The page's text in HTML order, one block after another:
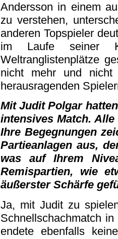
Andersson in einem
zu verstehen,
anderen Topspieler
im Laufe seiner
Weltranglistenplätze
nicht mehr und
herausragenden
Mit Judit Polgar
intensives Match.
Ihre Begegnungen
Partieanlagen aus,
was auf Ihrem
Remispartien, wie
äußerster Schärfe
Ja, mit Judit zu
Schnellschachmatch
endete ebenfalls